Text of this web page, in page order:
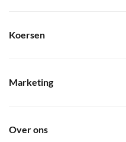
Koersen
Marketing
Over ons